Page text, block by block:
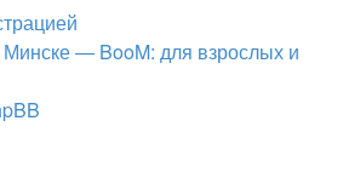
— BooM: для взрослых и